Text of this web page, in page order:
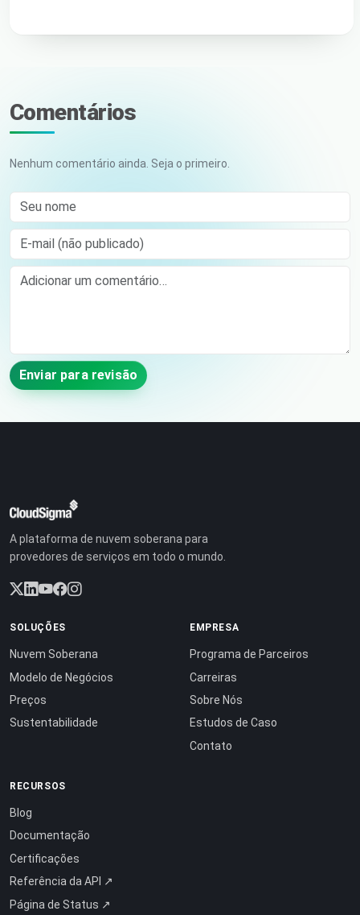
Comentários
Nenhum comentário ainda. Seja o primeiro.
Seu nome
E-mail (não publicado)
Comment
Enviar para revisão
A plataforma de nuvem soberana para
provedores de serviços em todo o mundo.
SOLUÇÕES
Nuvem Soberana
Modelo de Negócios
Preços
Sustentabilidade
EMPRESA
Programa de Parceiros
Carreiras
Sobre Nós
Estudos de Caso
Contato
RECURSOS
Blog
Documentação
Certificações
Referência da API ↗
Página de Status ↗